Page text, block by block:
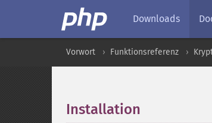
Downloads
Vorwort Funktionsreferenz
Installation